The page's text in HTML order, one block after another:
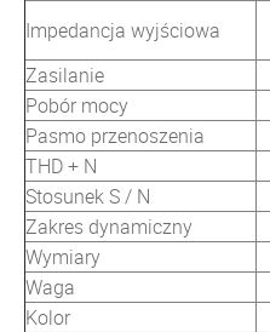
Impedancja wyjściowa
Zasilanie
Pobór mocy
Pasmo przenoszenia
THD + N
Stosunek S / N
Zakres dynamiczny
Wymiary
Waga
Kolor